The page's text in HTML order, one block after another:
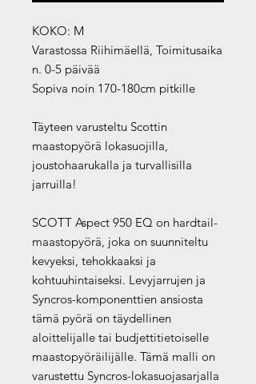
KOKO: M
Varastossa Riihimäellä, Toimitusaika
n. 0-5 päivää
Sopiva noin 170-180cm pitkille
Täyteen varusteltu Scottin
maastopyörä lokasuojilla,
joustohaarukalla ja turvallisilla
jarruilla!
SCOTT Aspect 950 EQ on hardtail-
maastopyörä, joka on suunniteltu
kevyeksi, tehokkaaksi ja
kohtuuhintaiseksi. Levyjarrujen ja
Syncros-komponenttien ansiosta
tämä pyörä on täydellinen
aloittelijalle tai budjettitietoiselle
maastopyöräilijälle. Tämä malli on
varustettu Syncros-lokasuojasarjalla